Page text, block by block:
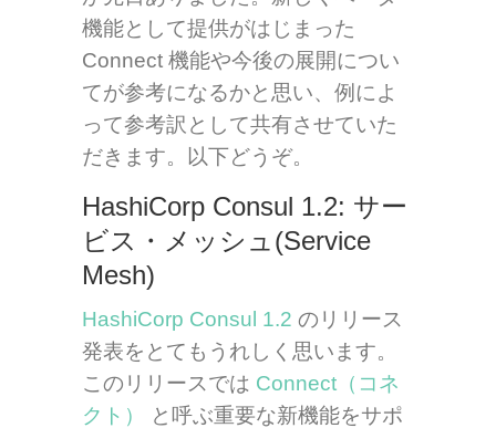
機能として提供がはじまった
Connect 機能や今後の展開につい
てが参考になるかと思い、例によ
って参考訳として共有させていた
だきます。以下どうぞ。
HashiCorp Consul 1.2: サー
ビス・メッシュ(Service
Mesh)
HashiCorp Consul 1.2 のリリース
発表をとてもうれしく思います。
このリリースでは Connect（コネ
クト）
と呼ぶ重要な新機能をサポ